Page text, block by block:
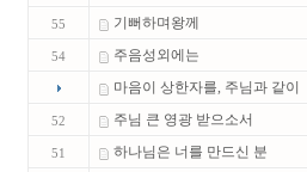
55 기뻐하며왕께
54 주음성외에는
마음이 상한자를, 주님과 같이
52 주님 큰 영광 받으소서
51 하나님은 너를 만드신 분